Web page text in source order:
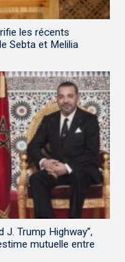
les récents
Sebta et Melilia
J. Trump Highway”,
mutuelle entre